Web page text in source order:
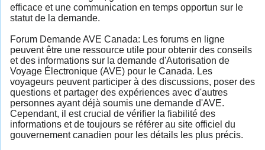
efficace et une communication en temps opportun sur le
statut de la demande.
Forum Demande AVE Canada: Les forums en ligne
peuvent être une ressource utile pour obtenir des conseils
et des informations sur la demande d'Autorisation de
Voyage Électronique (AVE) pour le Canada. Les
voyageurs peuvent participer à des discussions, poser des
questions et partager des expériences avec d'autres
personnes ayant déjà soumis une demande d'AVE.
Cependant, il est crucial de vérifier la fiabilité des
informations et de toujours se référer au site officiel du
gouvernement canadien pour les détails les plus précis.